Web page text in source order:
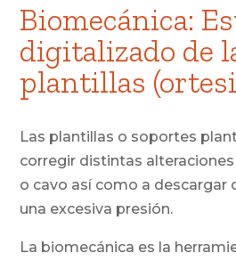
Biomecánica:
digitalizado de
plantillas
Las plantillas o soportes
corregir distintas
o cavo así como a descargar
una excesiva presión.
La biomecánica es la